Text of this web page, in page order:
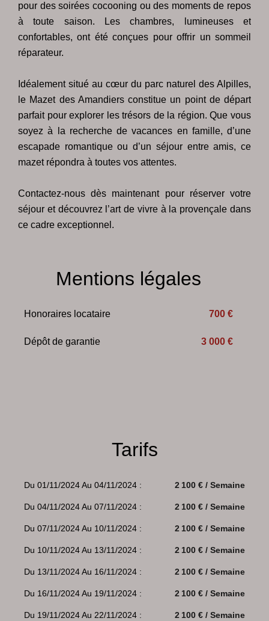
pour des soirées cocooning ou des moments de repos
à toute saison. Les chambres, lumineuses et
confortables, ont été conçues pour offrir un sommeil
réparateur.
Idéalement situé au cœur du parc naturel des Alpilles,
le Mazet des Amandiers constitue un point de départ
parfait pour explorer les trésors de la région. Que vous
soyez à la recherche de vacances en famille, d’une
escapade romantique ou d’un séjour entre amis, ce
mazet répondra à toutes vos attentes.
Contactez-nous dès maintenant pour réserver votre
séjour et découvrez l’art de vivre à la provençale dans
ce cadre exceptionnel.
Mentions légales
Honoraires locataire 700 €
Dépôt de garantie 3 000 €
Tarifs
Du 01/11/2024 Au 04/11/2024 : 2 100 € / Semaine
Du 04/11/2024 Au 07/11/2024 : 2 100 € / Semaine
Du 07/11/2024 Au 10/11/2024 : 2 100 € / Semaine
Du 10/11/2024 Au 13/11/2024 : 2 100 € / Semaine
Du 13/11/2024 Au 16/11/2024 : 2 100 € / Semaine
Du 16/11/2024 Au 19/11/2024 : 2 100 € / Semaine
Du 19/11/2024 Au 22/11/2024 : 2 100 € / Semaine